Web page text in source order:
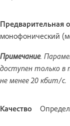
Предварительная
монофонический
Примечание.
доступен только в
не менее 20 кбит/с.
Качество